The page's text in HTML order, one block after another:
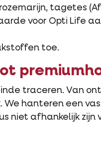
tagetes
voor Opti Life
toe.
traceren. Van
We hanteren een
niet afhankelijk zijn